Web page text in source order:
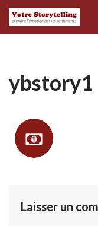
Aller
ybstory1
Laisser un